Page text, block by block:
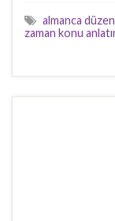
almanca
zaman konu